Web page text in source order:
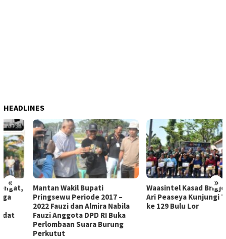
HEADLINES
« »
Mantan Wakil Bupati
Pringsewu Periode 2017 –
2022 Fauzi dan Almira Nabila
Fauzi Anggota DPD RI Buka
Perlombaan Suara Burung
Perkutut
Waasintel Kasad Brigjen TNI
Ari Peaseya Kunjungi TMMD
ke 129 Bulu Lor